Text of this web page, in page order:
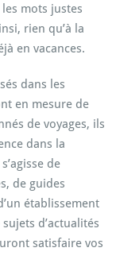
mots justes
rien qu’à la
en vacances.
dans les
en mesure de
de voyages, ils
dans la
de
de guides
établissement
d’actualités
satisfaire vos